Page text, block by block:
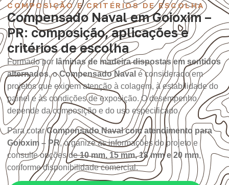
COMPOSIÇÃO E CRITÉRIOS DE ESCOLHA
Compensado Naval em Goioxim –
PR: composição, aplicações e
critérios de escolha
Formado por lâminas de madeira dispostas em sentidos
alternados, oCompensado Naval é considerado em
projetos que exigem atenção à colagem, à estabilidade do
painel e às condições de exposição. O desempenho
depende da composição e do uso especificado.
Para cotarCompensado Naval com atendimento para
Goioxim – PR, organize as informações do projeto e
consulte opções de10 mm, 15 mm, 18 mm e 20 mm,
conforme disponibilidade comercial.